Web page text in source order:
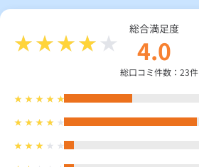
総合TOP 業務用・産業用のお客さま
総合満足度
4.0
総口コミ件数：23件